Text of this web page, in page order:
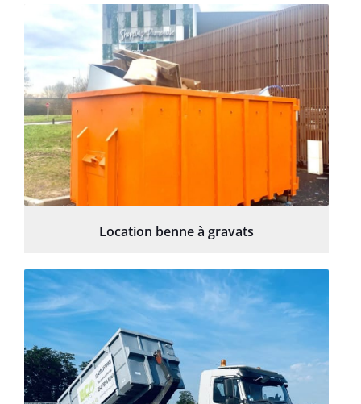
Location benne à gravats